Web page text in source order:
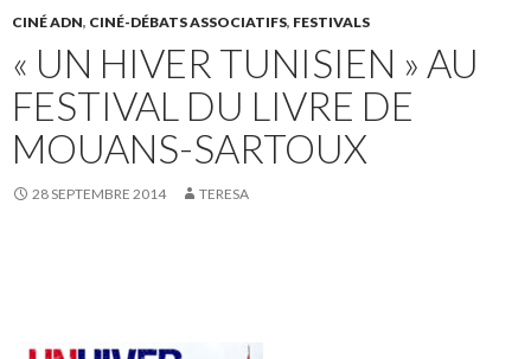
CINÉ ADN, CINÉ-DÉBATS ASSOCIATIFS, FESTIVALS
« UN HIVER TUNISIEN » AU
FESTIVAL DU LIVRE DE
MOUANS-SARTOUX
28 SEPTEMBRE 2014 TERESA